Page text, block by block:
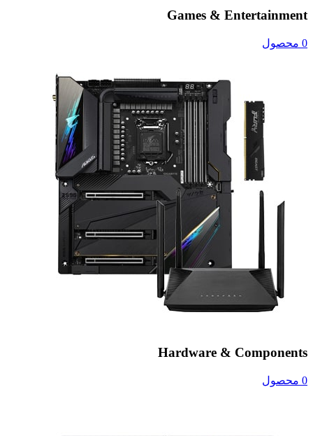
Games & Entertainment
0 محصول
Hardware & Components
0 محصول